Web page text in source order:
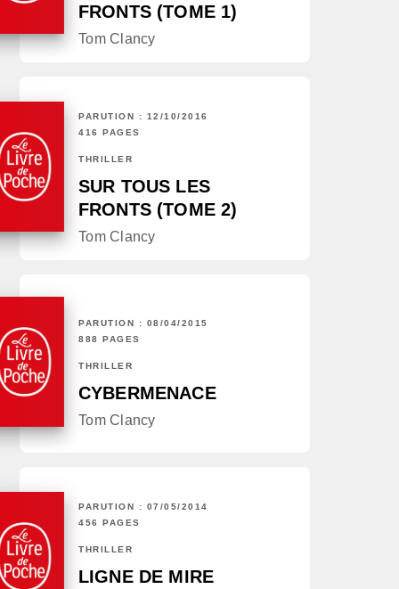
FRONTS (TOME 1)
Tom Clancy
PARUTION : 12/10/2016
416 PAGES
THRILLER
SUR TOUS LES
FRONTS (TOME 2)
Tom Clancy
PARUTION : 08/04/2015
888 PAGES
THRILLER
CYBERMENACE
Tom Clancy
PARUTION : 07/05/2014
456 PAGES
THRILLER
LIGNE DE MIRE